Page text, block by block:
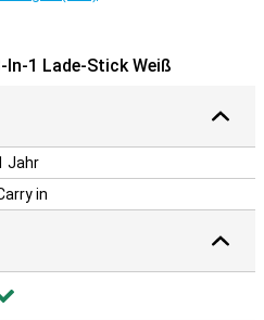
1 Lade-Stick Weiß
Jahr
in